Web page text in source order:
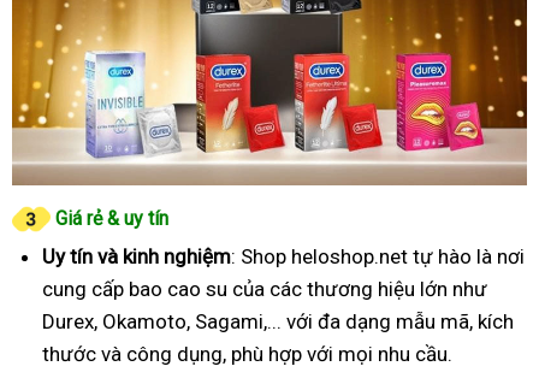
Giá rẻ & uy tín
Uy tín và kinh nghiệm: Shop heloshop.net tự hào là nơi
cung cấp bao cao su của các thương hiệu lớn như
Durex, Okamoto, Sagami,... với đa dạng mẫu mã, kích
thước và công dụng, phù hợp với mọi nhu cầu.